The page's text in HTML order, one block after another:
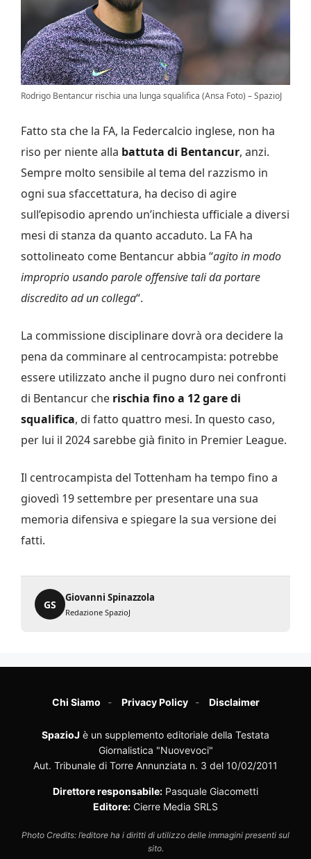
Rodrigo Bentancur rischia una lunga squalifica (Ansa Foto) – SpazioJ
Fatto sta che la FA, la Federcalcio inglese, non ha
riso per niente alla battuta di Bentancur, anzi.
Sempre molto sensibile al tema del razzismo in
ogni sua sfaccettatura, ha deciso di agire
sull’episodio aprendo un’inchiesta ufficiale a diversi
mesi di stanza da quanto accaduto. La FA ha
sottolineato come Bentancur abbia “agito in modo
improprio usando parole offensive tali da portare
discredito ad un collega“.
La commissione disciplinare dovrà ora decidere la
pena da comminare al centrocampista: potrebbe
essere utilizzato anche il pugno duro nei confronti
di Bentancur che rischia fino a 12 gare di
squalifica, di fatto quattro mesi. In questo caso,
per lui il 2024 sarebbe già finito in Premier League.
Il centrocampista del Tottenham ha tempo fino a
giovedì 19 settembre per presentare una sua
memoria difensiva e spiegare la sua versione dei
fatti.
GS
Giovanni Spinazzola
Redazione SpazioJ
Chi Siamo Privacy Policy Disclaimer
SpazioJ è un supplemento editoriale della Testata
Giornalistica "Nuovevoci"
Aut. Tribunale di Torre Annunziata n. 3 del 10/02/2011
Direttore responsabile: Pasquale Giacometti
Editore: Cierre Media SRLS
Photo Credits: l’editore ha i diritti di utilizzo delle immagini presenti sul
sito.